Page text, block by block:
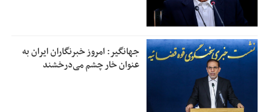
جهانگیر: امروز خبرنگاران ایران به
عنوان خار چشم می‌درخشند